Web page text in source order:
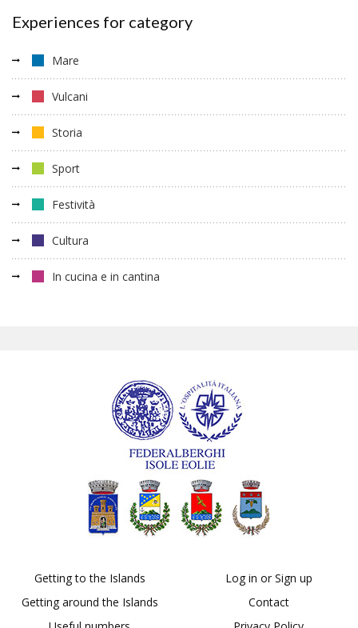
Experiences for category
Mare
Vulcani
Storia
Sport
Festività
Cultura
In cucina e in cantina
Getting to the Islands
Getting around the Islands
Log in or Sign up
Contact